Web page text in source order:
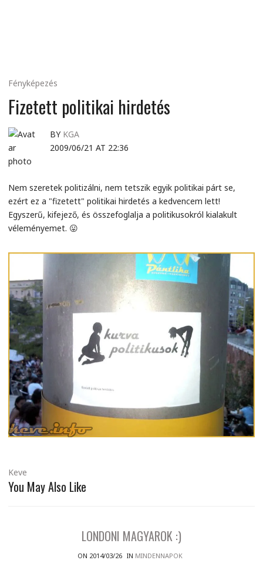
Fényképezés
Fizetett politikai hirdetés
BY KGA
2009/06/21 AT 22:36
Nem szeretek politizálni, nem tetszik egyik politikai párt se,
ezért ez a "fizetett" politikai hirdetés a kedvencem lett!
Egyszerű, kifejező, és összefoglalja a politikusokról kialakult
véleményemet. 😛
Keve
You May Also Like
LONDONI MAGYAROK :)
ON 2014/03/26 IN MINDENNAPOK